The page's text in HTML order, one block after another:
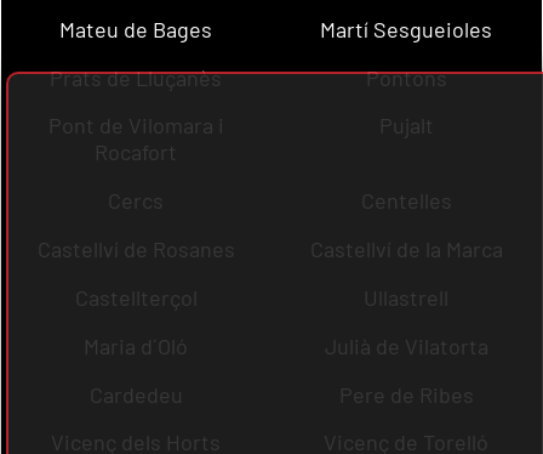
Mateu de Bages
Martí Sesgueioles
Prats de Lluçanès
Pontons
Pont de Vilomara i
Rocafort
Pujalt
Cercs
Centelles
Castellví de Rosanes
Castellví de la Marca
Castellterçol
Ullastrell
Maria d´Oló
Julià de Vilatorta
Cardedeu
Pere de Ribes
Vicenç dels Horts
Vicenç de Torelló